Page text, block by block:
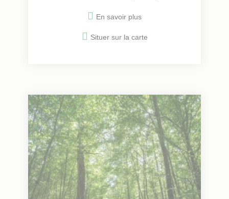
En savoir plus
Situer sur la carte